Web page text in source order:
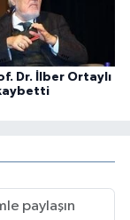
Dr. İlber Ortaylı